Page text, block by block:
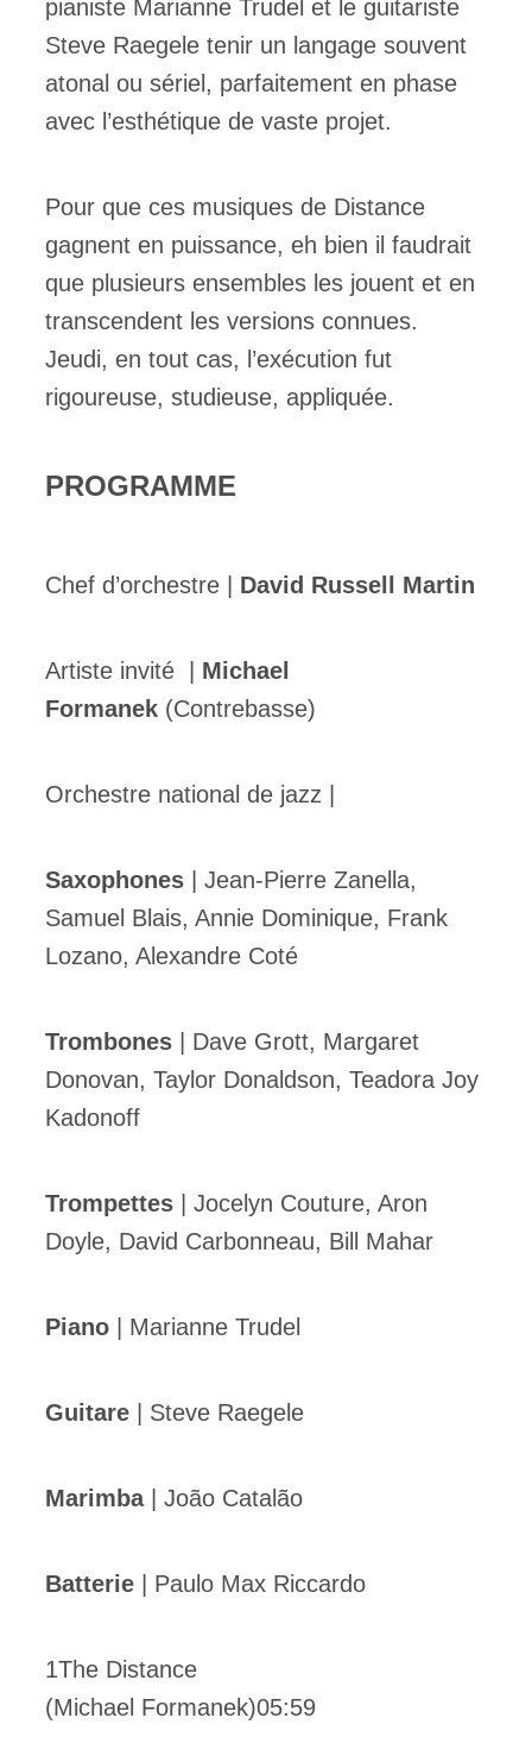
pianiste Marianne Trudel et le guitariste
Steve Raegele tenir un langage souvent
atonal ou sériel, parfaitement en phase
avec l’esthétique de vaste projet.
Pour que ces musiques de Distance
gagnent en puissance, eh bien il faudrait
que plusieurs ensembles les jouent et en
transcendent les versions connues.
Jeudi, en tout cas, l’exécution fut
rigoureuse, studieuse, appliquée.
PROGRAMME
Chef d’orchestre | David Russell Martin
Artiste invité | Michael
Formanek (Contrebasse)
Orchestre national de jazz |
Saxophones | Jean-Pierre Zanella,
Samuel Blais, Annie Dominique, Frank
Lozano, Alexandre Coté
Trombones | Dave Grott, Margaret
Donovan, Taylor Donaldson, Teadora Joy
Kadonoff
Trompettes | Jocelyn Couture, Aron
Doyle, David Carbonneau, Bill Mahar
Piano | Marianne Trudel
Guitare | Steve Raegele
Marimba| João Catalão
Batterie | Paulo Max Riccardo
1The Distance
(Michael Formanek)05:59